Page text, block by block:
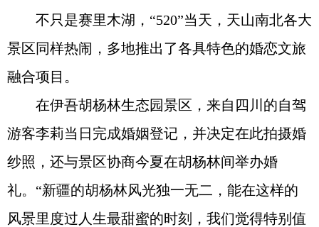
不只是赛里木湖，“520”当天，天山南北各大
景区同样热闹，多地推出了各具特色的婚恋文旅
融合项目。
在伊吾胡杨林生态园景区，来自四川的自驾
游客李莉当日完成婚姻登记，并决定在此拍摄婚
纱照，还与景区协商今夏在胡杨林间举办婚
礼。“新疆的胡杨林风光独一无二，能在这样的
风景里度过人生最甜蜜的时刻，我们觉得特别值